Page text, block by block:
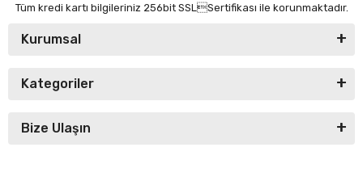
Tüm kredi kartı bilgileriniz 256bit SSLSertifikası ile korunmaktadır.
Kurumsal
Kategoriler
Bize Ulaşın